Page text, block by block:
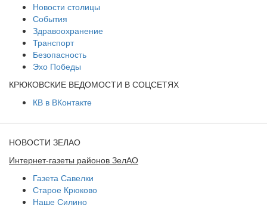
Новости столицы
События
Здравоохранение
Транспорт
Безопасность
Эхо Победы
КРЮКОВСКИЕ ВЕДОМОСТИ В СОЦСЕТЯХ
КВ в ВКонтакте
НОВОСТИ ЗЕЛАО
Интернет-газеты районов ЗелАО
Газета Савелки
Старое Крюково
Наше Силино